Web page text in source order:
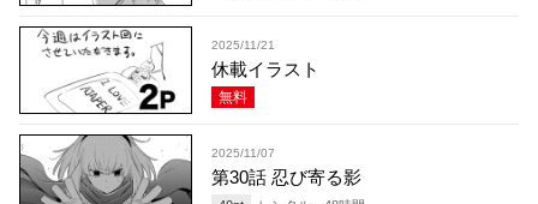
2025/11/21
休載イラスト
無料
2025/11/07
第30話 忍び寄る影